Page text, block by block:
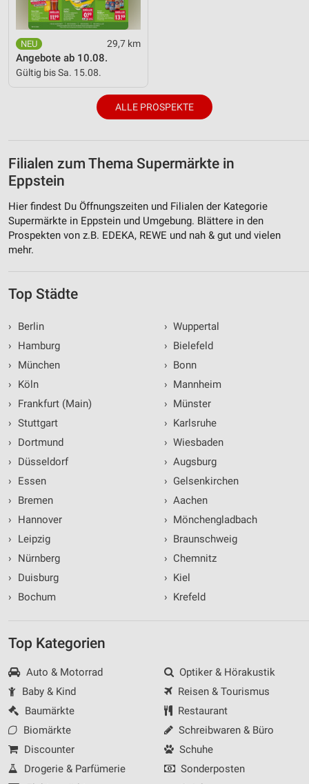
29,7 km
Angebote ab 10.08.
Gültig bis Sa. 15.08.
ALLE PROSPEKTE
Filialen zum Thema Supermärkte in
Eppstein
Hier findest Du Öffnungszeiten und Filialen der Kategorie
Supermärkte in Eppstein und Umgebung. Blättere in den
Prospekten von z.B. EDEKA, REWE und nah & gut und vielen
mehr.
Top Städte
›
Berlin
›
Hamburg
›
München
›
Köln
›
Frankfurt (Main)
› Stuttgart
›
Dortmund
›
Düsseldorf
›
Essen
›
Bremen
›
Hannover
›
Leipzig
›
Nürnberg
›
Duisburg
›
Bochum
› Wuppertal
› Bielefeld
› Bonn
› Mannheim
› Münster
› Karlsruhe
› Wiesbaden
› Augsburg
› Gelsenkirchen
› Aachen
› Mönchengladbach
› Braunschweig
› Chemnitz
› Kiel
› Krefeld
Top Kategorien
Auto & Motorrad
Baby & Kind
Baumärkte
Biomärkte
Discounter
Drogerie & Parfümerie
Optiker & Hörakustik
Reisen & Tourismus
Restaurant
Schreibwaren & Büro
Schuhe
Sonderposten